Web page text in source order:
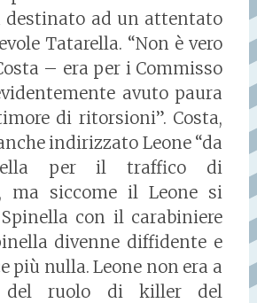
destinato ad un attentato
Tatarella. “Non è vero
– era per i Commisso
avuto paura
di ritorsioni”. Costa,
indirizzato Leone “da
per il traffico di
ma siccome il Leone si
con il carabiniere
divenne diffidente e
più nulla. Leone non era a
del ruolo di killer del